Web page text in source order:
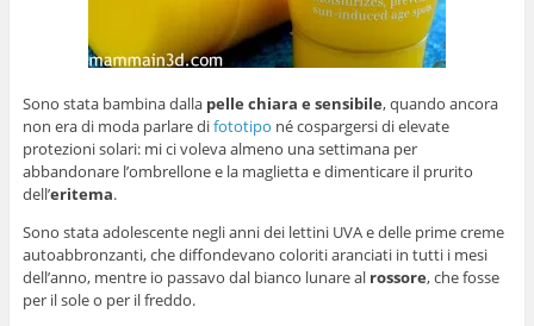
Sono stata bambina dalla pelle chiara e sensibile, quando ancora
non era di moda parlare difototipo né cospargersi di elevate
protezioni solari: mi ci voleva almeno una settimana per
abbandonare l’ombrellone e la maglietta e dimenticare il prurito
dell’eritema.
Sono stata adolescente negli anni dei lettini UVA e delle prime creme
autoabbronzanti, che diffondevano coloriti aranciati in tutti i mesi
dell’anno, mentre io passavo dal bianco lunare al rossore, che fosse
per il sole o per il freddo.